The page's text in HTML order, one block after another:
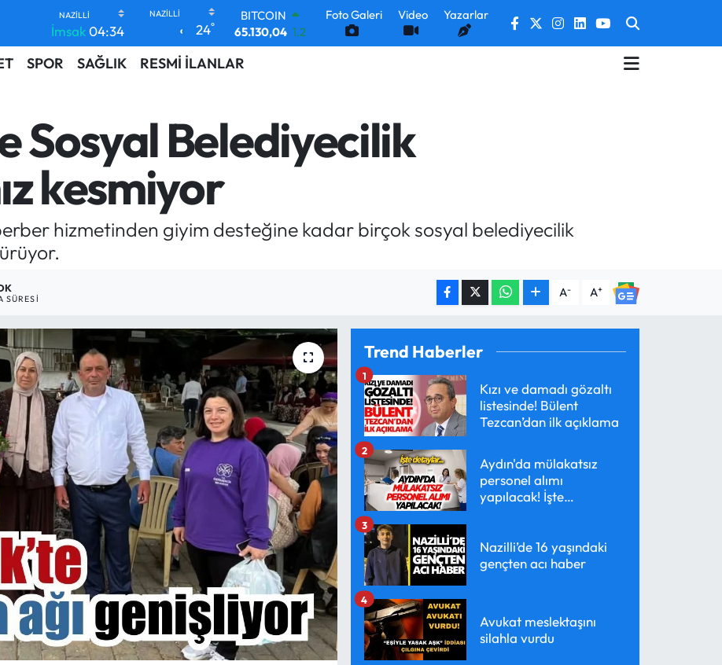
İmsak04:34 24°
DOLAR
47,7106 0.17
EURO
55,1652
6648.99
2.59
BİST100
-19
Foto Galeri Video Yazarlar
SPOR SAĞLIK RESMİ İLANLAR
Sosyal Belediyecilik
kesmiyor
hizmetinden giyim desteğine kadar birçok sosyal belediyecilik
SÜRESI A- A+
Trend Haberler
Kızı ve damadı gözaltı
listesinde! Bülent
Tezcan’dan ilk açıklama
1
Aydın'da mülakatsız
personel alımı
yapılacak! İşte
2
Nazilli’de 16 yaşındaki
gençten acı haber
3
Avukat meslektaşını
silahla vurdu
4